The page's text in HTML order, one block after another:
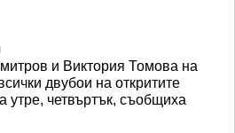
и Виктория Томова на
двубои на откритите
утре, четвъртък, съобщиха